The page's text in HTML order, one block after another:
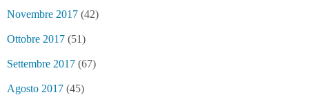
Novembre 2017 (42)
Ottobre 2017 (51)
Settembre 2017 (67)
Agosto 2017 (45)